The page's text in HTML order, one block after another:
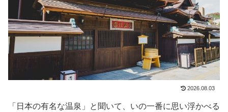
2026.08.03
「日本の有名な温泉」と聞いて、いの一番に思い浮かべる